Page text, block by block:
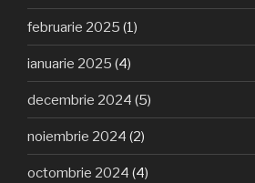
februarie 2025 (1)
ianuarie 2025 (4)
decembrie 2024 (5)
noiembrie 2024 (2)
octombrie 2024 (4)